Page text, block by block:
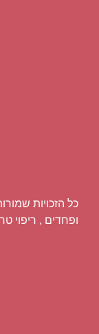
כל הזכויות
ופחדים , ריפוי